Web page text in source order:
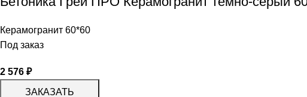
Керамогранит 60*60
Под заказ
2 576 ₽
ЗАКАЗАТЬ